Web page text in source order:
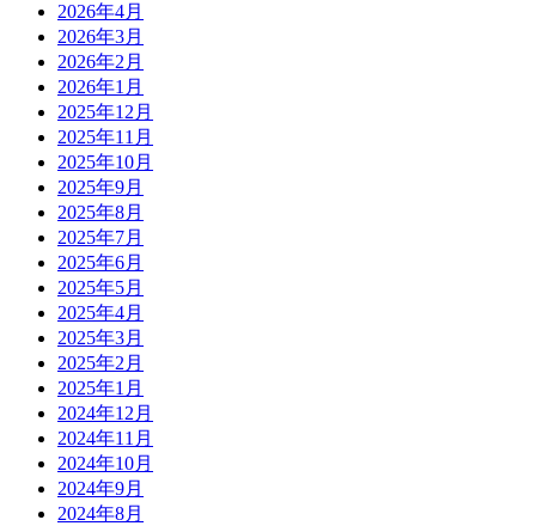
2026年4月
2026年3月
2026年2月
2026年1月
2025年12月
2025年11月
2025年10月
2025年9月
2025年8月
2025年7月
2025年6月
2025年5月
2025年4月
2025年3月
2025年2月
2025年1月
2024年12月
2024年11月
2024年10月
2024年9月
2024年8月